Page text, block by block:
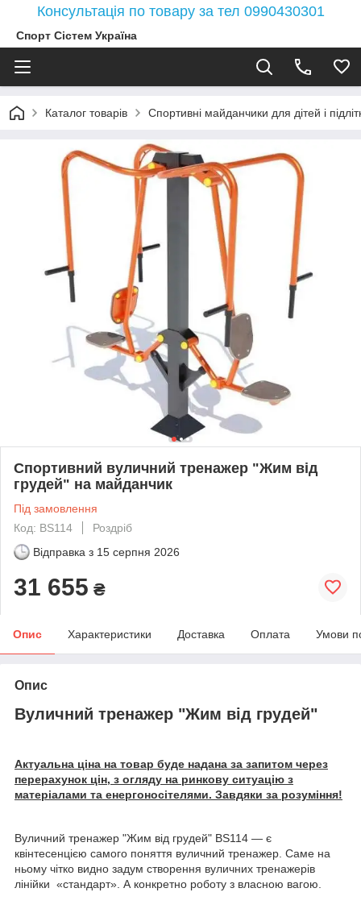
Консультація по товару за тел 0990430301
Спорт Сістем Україна
Каталог товарів Спортивні майданчики для дітей і
Спортивний вуличний тренажер "Жим від
грудей" на майданчик
Під замовлення
Код: BS114
Роздріб
Відправка з 15 серпня 2026
31 655 ₴
Опис Характеристики Доставка Оплата Умови
Опис
Вуличний тренажер "Жим від грудей"
Актуальна ціна на товар буде надана за запитом через
перерахунок цін, з огляду на ринкову ситуацію з
матеріалами та енергоносітелями. Завдяки за розуміння!
Вуличний тренажер "Жим від грудей" BS114 — є
квінтесенцією самого поняття вуличний тренажер. Саме на
ньому чітко видно задум створення вуличних тренажерів
лінійки «стандарт». А конкретно роботу з власною вагою.